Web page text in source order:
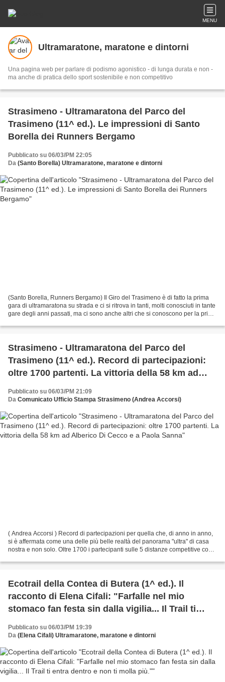
MENU
Ultramaratone, maratone e dintorni
Una pagina web per parlare di podismo agonistico - di lunga durata e non -
ma anche di pratica dello sport sostenibile e non competitivo
Strasimeno - Ultramaratona del Parco del
Trasimeno (11^ ed.). Le impressioni di Santo
Borella dei Runners Bergamo
Pubblicato su 06/03/PM 22:05
Da (Santo Borella) Ultramaratone, maratone e dintorni
(Santo Borella, Runners Bergamo) Il Giro del Trasimeno è di fatto la prima
gara di ultramaratona su strada e ci si ritrova in tanti, molti conosciuti in tante
gare degli anni passati, ma ci sono anche altri che si conoscono per la prima
Strasimeno - Ultramaratona del Parco del
Trasimeno (11^ ed.). Record di partecipazioni:
oltre 1700 partenti. La vittoria della 58 km ad
Pubblicato su 06/03/PM 21:09
Da Comunicato Ufficio Stampa Strasimeno (Andrea Accorsi)
( Andrea Accorsi ) Record di partecipazioni per quella che, di anno in anno,
si è affermata come una delle più belle realtà del panorama "ultra" di casa
nostra e non solo. Oltre 1700 i partecipanti sulle 5 distanze competitive con
Ecotrail della Contea di Butera (1^ ed.). Il
racconto di Elena Cifali: "Farfalle nel mio
stomaco fan festa sin dalla vigilia... Il Trail ti
Pubblicato su 06/03/PM 19:39
Da (Elena Cifali) Ultramaratone, maratone e dintorni